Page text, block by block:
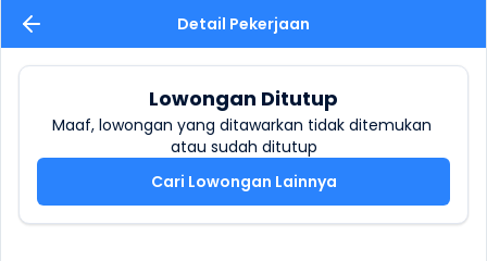
Detail Pekerjaan
Lowongan Ditutup
Maaf, lowongan yang ditawarkan tidak ditemukan
atau sudah ditutup
Cari Lowongan Lainnya